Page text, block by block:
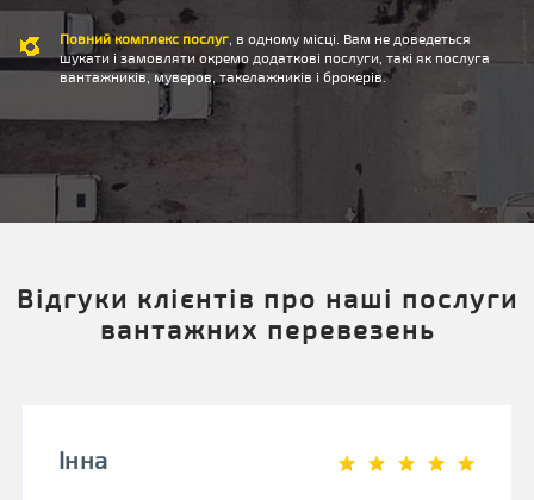
Повний комплекс послуг , в одному місці. Вам не доведеться
шукати і замовляти окремо додаткові послуги, такі як послуга
вантажників, муверов, такелажників і брокерів.
Відгуки клієнтів про наші послуги
вантажних перевезень
Інна